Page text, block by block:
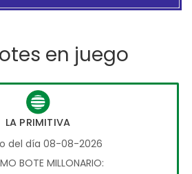
en juego
LA PRIMITIVA
del día 08-08-2026
BOTE MILLONARIO: